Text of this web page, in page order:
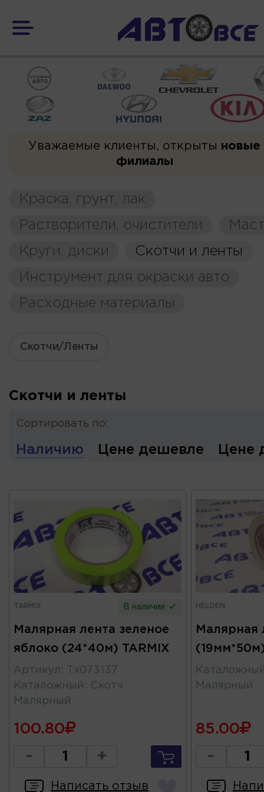
Уважаемые клиенты, открыты новые
филиалы
Краска, грунт, лак
Растворители, очистители
Круги, диски
Скотчи и ленты
Инструмент для окраски авто
Расходные материалы
Скотчи/Ленты
Скотчи и ленты
Сортировать по:
Наличию Цене дешевле Цене
TARMIX В наличии
Малярная лента зеленое
яблоко (24*40м) TARMIX
Артикул :
Тх073137
Каталожный : Скотч
Малярный
100.80
- +
Написать отзыв
HELDEN
Малярная
Малярный
85.00
-